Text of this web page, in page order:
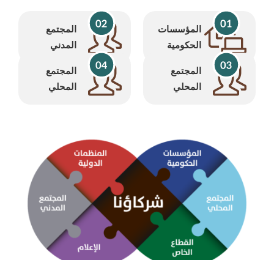
المؤسسات
الحكومية
المجتمع
المدني
المجتمع
المحلي
المجتمع
المحلي